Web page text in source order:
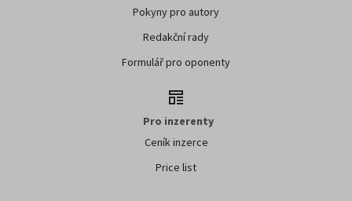
Pokyny pro autory
Redakční rady
Formulář pro oponenty
Pro inzerenty
Ceník inzerce
Price list